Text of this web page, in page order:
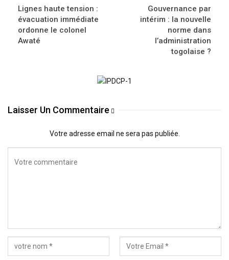
Lignes haute tension :
évacuation immédiate
ordonne le colonel
Awaté
Gouvernance par
intérim : la nouvelle
norme dans
l’administration
togolaise ?
Laisser Un Commentaire
Votre adresse email ne sera pas publiée.